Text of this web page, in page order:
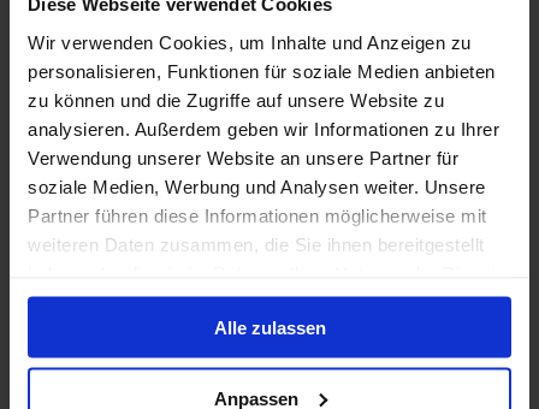
Wir verwenden Cookies, um Inhalte und Anzeigen zu
personalisieren, Funktionen für soziale Medien anbieten
zu können und die Zugriffe auf unsere Website zu
analysieren. Außerdem geben wir Informationen zu Ihrer
Verwendung unserer Website an unsere Partner für
soziale Medien, Werbung und Analysen weiter. Unsere
Partner führen diese Informationen möglicherweise mit
weiteren Daten zusammen, die Sie ihnen bereitgestellt
gesammelt haben.
Alle zulassen
Anpassen
Geen alternatieven
Binnenhutvan
€ 1.428p.p.
Buitenhutvan
€ 1.315p.p.
was € 1.328
Balkonhutvan
€ 1.944p.p.
was € 1.984
€
Alleen Cruise
Japan vanaf Tokio, Japan met de Sapphire
Sapphire Princess